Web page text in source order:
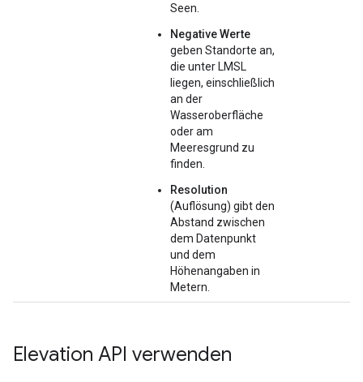
Seen.
Negative Werte
geben Standorte an,
die unter LMSL
liegen, einschließlich
an der
Wasseroberfläche
oder am
Meeresgrund zu
finden.
Resolution
(Auflösung) gibt den
Abstand zwischen
dem Datenpunkt
und dem
Höhenangaben in
Metern.
Elevation API verwenden